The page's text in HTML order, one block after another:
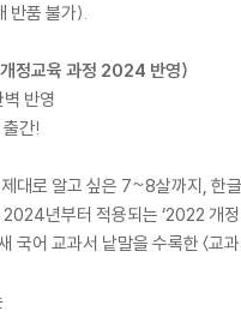
반품 불가).
정교육 과정 2024 반영)
반영
출간!
대로 알고 싶은 7~8살까지, 한
2024년부터 적용되는 ‘2022
어 교과서 낱말을 수록한 〈